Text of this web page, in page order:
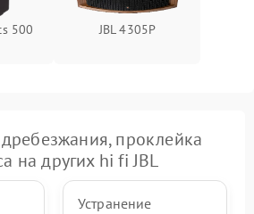
500 JBL 4305P
проклейка
на других hi fi JBL
Устранение